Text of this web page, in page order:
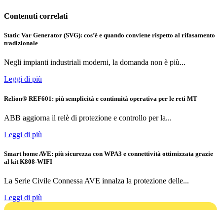
Contenuti correlati
Static Var Generator (SVG): cos’è e quando conviene rispetto al rifasamento
tradizionale
Negli impianti industriali moderni, la domanda non è più...
Leggi di più
Relion® REF601: più semplicità e continuità operativa per le reti MT
ABB aggiorna il relè di protezione e controllo per la...
Leggi di più
Smart home AVE: più sicurezza con WPA3 e connettività ottimizzata grazie
al kit K808-WIFI
La Serie Civile Connessa AVE innalza la protezione delle...
Leggi di più